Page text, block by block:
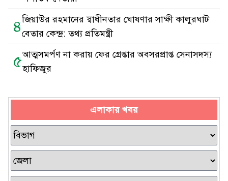
৪জিয়াউর রহমানের স্বাধীনতার ঘোষণার সাক্ষী কালুরঘাট
বেতার কেন্দ্র: তথ্য প্রতিমন্ত্রী
৫আত্মসমর্পণ না করায় ফের গ্রেপ্তার অবসরপ্রাপ্ত সেনাসদস্য
হাফিজুর
এলাকার খবর